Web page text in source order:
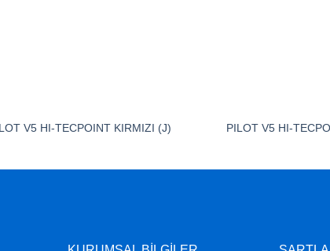
V5 HI-TECPOINT KIRMIZI (J) PILOT V5 HI-